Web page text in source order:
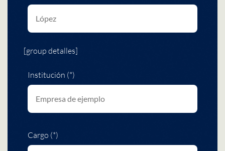
[group detalles]
Institución (*)
Cargo (*)